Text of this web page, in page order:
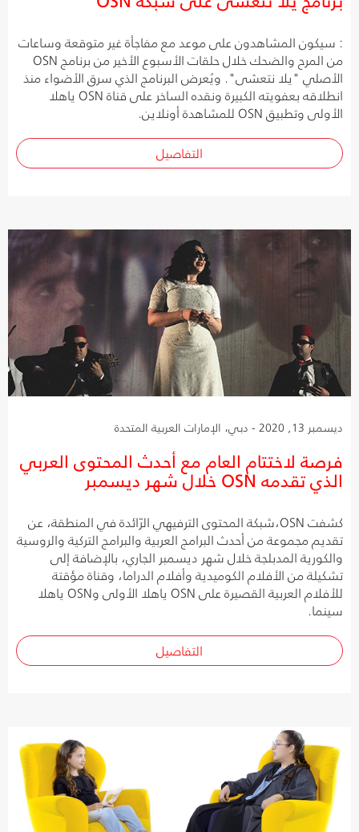
: سيكون المشاهدون على موعد مع مفاجأة غير متوقعة وساعات
من المرح والضحك خلال حلقات الأسبوع الأخير من برنامج OSN
الأصلي "يلا نتعشى". ويُعرض البرنامج الذي سرق الأضواء منذ
انطلاقه بعفويته الكبيرة ونقده الساخر على قناة OSN ياهلا
الأولى وتطبيق OSN للمشاهدة أونلاين.
التفاصيل
ديسمبر 13, 2020 - دبي، الإمارات العربية المتحدة
فرصة لاختتام العام مع أحدث المحتوى العربي
الذي تقدمه OSN خلال شهر ديسمبر
كشفت OSN،شبكة المحتوى الترفيهي الرّائدة في المنطقة، عن
تقديم مجموعة من أحدث البرامج العربية والبرامج التركية والروسية
والكورية المدبلجة خلال شهر ديسمبر الجاري، بالإضافة إلى
تشكيلة من الأفلام الكوميدية وأفلام الدراما، وقناة مؤقتة
للأفلام العربية القصيرة على OSN ياهلا الأولى وOSN ياهلا
سينما.
التفاصيل